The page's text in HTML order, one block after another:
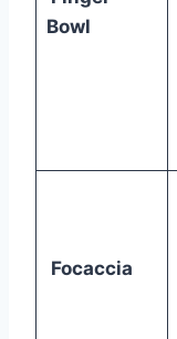
Bowl
Focaccia